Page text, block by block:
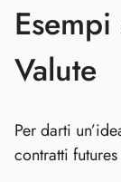
Valute
Per darti
contratti